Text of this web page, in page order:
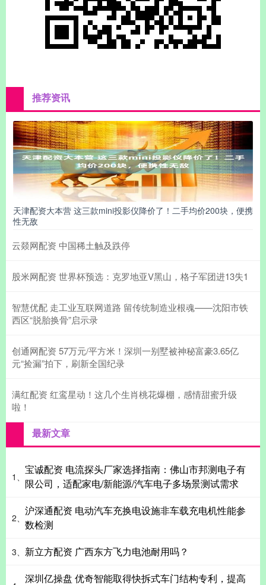
推荐资讯
天津配资大本营 这三款mini投影仪降价了！二手均价200块，便携
性无敌
云燚网配资 中国稀土触及跌停
股米网配资 世界杯预选：克罗地亚V黑山，格子军团进13失1
智慧优配 走工业互联网道路 留传统制造业根魂——沈阳市铁
西区“脱胎换骨”启示录
创通网配资 57万元/平方米！深圳一别墅被神秘富豪3.65亿
元“捡漏”拍下，刷新全国纪录
满红配资 红鸾星动！这几个生肖桃花爆棚，感情甜蜜升级
啦！
最新文章
1、
宝诚配资 电流探头厂家选择指南：佛山市邦测电子有
限公司，适配家电/新能源/汽车电子多场景测试需求
2、
沪深通配资 电动汽车充换电设施非车载充电机性能参
数检测
3、 新立方配资 广西东方飞力电池耐用吗？
深圳亿操盘 优奇智能取得快拆式车门结构专利，提高